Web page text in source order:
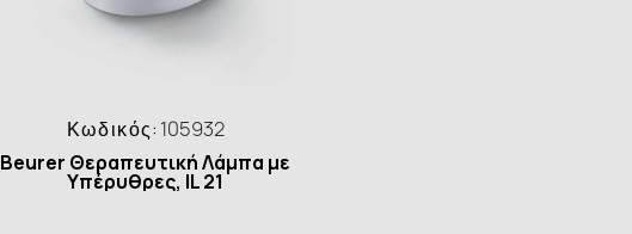
Κωδικός: 105932
Beurer Θεραπευτική Λάμπα με
Υπέρυθρες, IL 21